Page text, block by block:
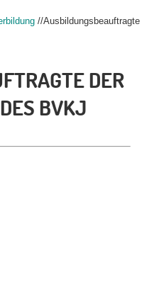
//Ausbildungsbeauftragte
DER
BVKJ